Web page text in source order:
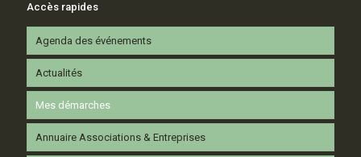
Accès rapides
Agenda des événements
Actualités
Mes démarches
Annuaire Associations & Entreprises